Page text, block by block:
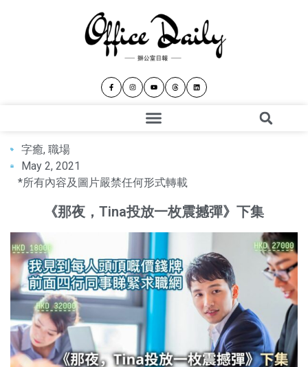
字癒, 職場
May 2, 2021
*所有內容及圖片嚴禁任何形式轉載
《那夜，Tina投放一枚震撼彈》下集